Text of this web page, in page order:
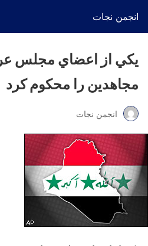
انجمن نجات
يكي از اعضاي مجلس
مجاهدین را محكوم كرد
انجمن نجات